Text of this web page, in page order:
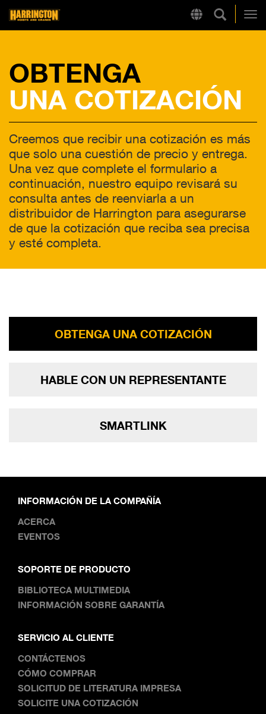
RegionHarrington
LINKS RÁPIDOS
OBTENGA
UNA COTIZACIÓN
Creemos que recibir una cotización es más
que solo una cuestión de precio y entrega.
Una vez que complete el formulario a
continuación, nuestro equipo revisará su
consulta antes de reenviarla a un
distribuidor de Harrington para asegurarse
de que la cotización que reciba sea precisa
y esté completa.
OBTENGA UNA COTIZACIÓN
HABLE CON UN REPRESENTANTE
SMARTLINK
INFORMACIÓN DE LA COMPAÑÍA
ACERCA
EVENTOS
SOPORTE DE PRODUCTO
BIBLIOTECA MULTIMEDIA
INFORMACIÓN SOBRE GARANTÍA
SERVICIO AL CLIENTE
CONTÁCTENOS
CÓMO COMPRAR
SOLICITUD DE LITERATURA IMPRESA
SOLICITE UNA COTIZACIÓN